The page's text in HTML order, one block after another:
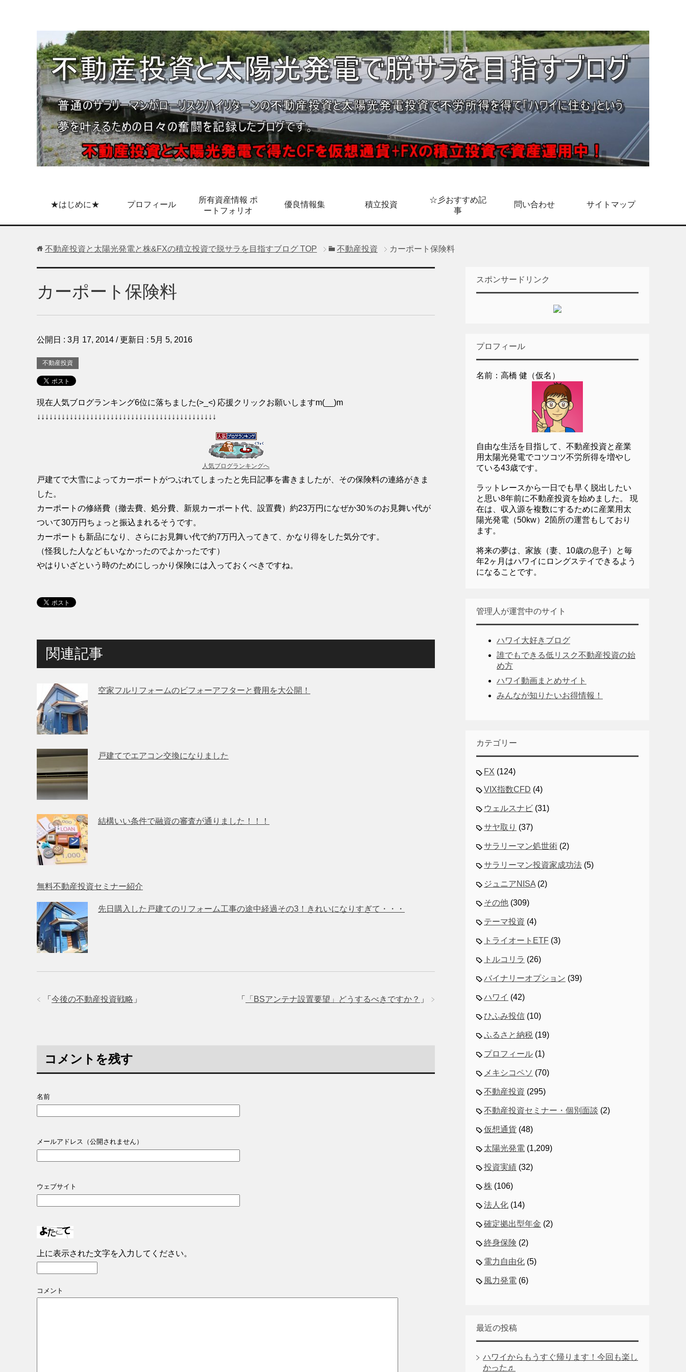
★はじめに★ プロフィール
所有資産情報 ポ
ートフォリオ
優良情報集 積立投資
☆彡おすすめ記
事
問い合わせ サイトマップ
不動産投資と太陽光発電と株&FXの積立投資で脱サラを目指すブログ TOP 不動産投資 カーポート保険料
カーポート保険料
公開日 : 3月 17, 2014 / 更新日 : 5月 5, 2016
不動産投資
現在人気ブログランキング6位に落ちました(>_<) 応援クリックお願いしますm(__)m
↓↓↓↓↓↓↓↓↓↓↓↓↓↓↓↓↓↓↓↓↓↓↓↓↓↓↓↓↓↓↓↓↓↓↓↓↓↓↓↓↓↓↓↓
人気ブログランキングへ
戸建てで大雪によってカーポートがつぶれてしまったと先日記事を書きましたが、その保険料の連絡がきま
した。
カーポートの修繕費（撤去費、処分費、新規カーポート代、設置費）約23万円になぜか30％のお見舞い代が
ついて30万円ちょっと振込まれるそうです。
カーポートも新品になり、さらにお見舞い代で約7万円入ってきて、かなり得をした気分です。
（怪我した人などもいなかったのでよかったです）
やはりいざという時のためにしっかり保険には入っておくべきですね。
関連記事
空家フルリフォームのビフォーアフターと費用を大公開！
戸建てでエアコン交換になりました
結構いい条件で融資の審査が通りました！！！
無料不動産投資セミナー紹介
先日購入した戸建てのリフォーム工事の途中経過その3！きれいになりすぎて・・・
「 「BSアンテナ設置要望」どうするべきですか？ 」
「 今後の不動産投資戦略 」
コメントを残す
名前
メールアドレス（公開されません）
ウェブサイト
上に表示された文字を入力してください。
コメント
スポンサードリンク
プロフィール
名前：高橋 健（仮名）
自由な生活を目指して、不動産投資と産業
用太陽光発電でコツコツ不労所得を増やし
ている43歳です。
ラットレースから一日でも早く脱出したい
と思い8年前に不動産投資を始めました。 現
在は、収入源を複数にするために産業用太
陽光発電（50kw）2箇所の運営もしており
ます。
将来の夢は、家族（妻、10歳の息子）と毎
年2ヶ月はハワイにロングステイできるよう
になることです。
管理人が運営中のサイト
ハワイ大好きブログ
誰でもできる低リスク不動産投資の始
め方
ハワイ動画まとめサイト
みんなが知りたいお得情報！
カテゴリー
FX (124)
VIX指数CFD (4)
ウェルスナビ (31)
サヤ取り (37)
サラリーマン処世術 (2)
サラリーマン投資家成功法 (5)
ジュニアNISA (2)
その他 (309)
テーマ投資 (4)
トライオートETF (3)
トルコリラ (26)
バイナリーオプション (39)
ハワイ (42)
ひふみ投信 (10)
ふるさと納税 (19)
プロフィール (1)
メキシコペソ (70)
不動産投資 (295)
不動産投資セミナー・個別面談 (2)
仮想通貨 (48)
太陽光発電 (1,209)
投資実績 (32)
株 (106)
法人化 (14)
確定拠出型年金 (2)
終身保険 (2)
電力自由化 (5)
風力発電 (6)
最近の投稿
ハワイからもうすぐ帰ります！今回も楽し
かった♬